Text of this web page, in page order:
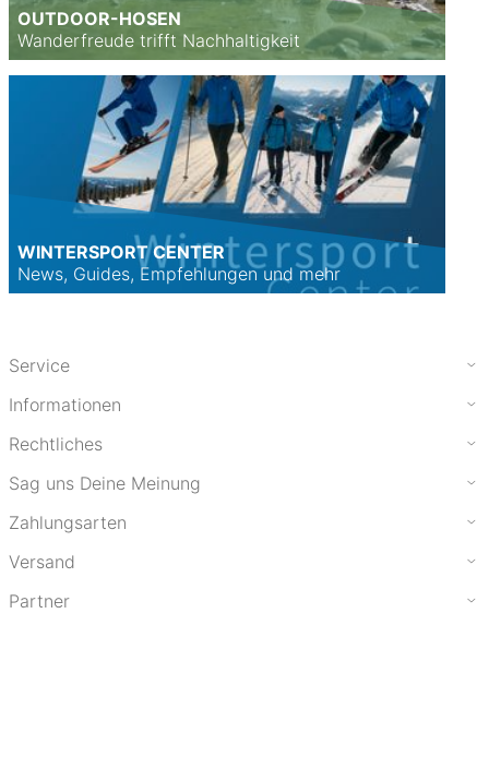
OUTDOOR-HOSEN
Wanderfreude trifft Nachhaltigkeit
WINTERSPORT CENTER
News, Guides, Empfehlungen und mehr
Service
Informationen
Rechtliches
Sag uns Deine Meinung
Zahlungsarten
Versand
Partner